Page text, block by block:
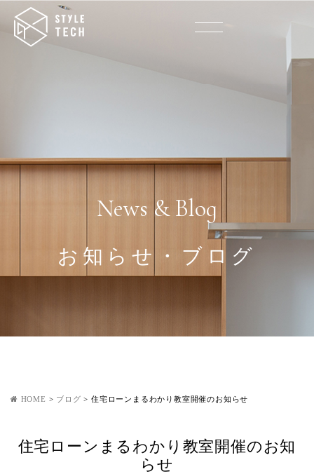
News & Blog
お知らせ・ブログ
HOME > ブログ >住宅ローンまるわかり教室開催のお知らせ
住宅ローンまるわかり教室開催のお知
らせ